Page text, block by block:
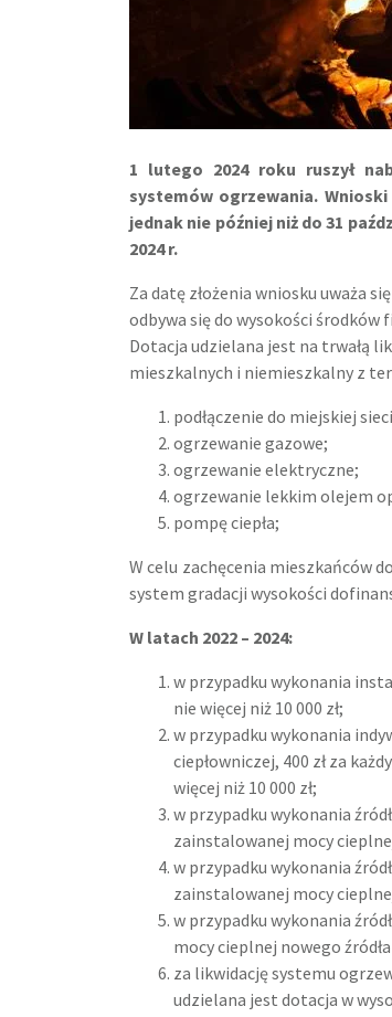
1 lutego 2024 roku ruszył
systemów ogrzewania.
jednak nie później niż do 31
2024 r.
Za datę złożenia wniosku uważa
odbywa się do wysokości środków
Dotacja udzielana jest na trwałą
mieszkalnych i niemieszkalny z
podłączenie do miejskiej
ogrzewanie gazowe;
ogrzewanie elektryczne;
ogrzewanie lekkim olejem
pompę ciepła;
W celu zachęcenia mieszkańców
system gradacji wysokości
W latach 2022 – 2024:
w przypadku wykonania
nie więcej niż 10 000 zł;
w przypadku wykonania
ciepłowniczej, 400 zł za
więcej niż 10 000 zł;
w przypadku wykonania
zainstalowanej mocy
w przypadku wykonania
zainstalowanej mocy
w przypadku wykonania
mocy cieplnej nowego
za likwidację systemu
udzielana jest dotacja w